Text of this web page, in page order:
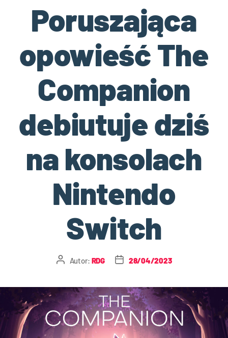
Poruszająca
opowieść The
Companion
debiutuje dziś
na konsolach
Nintendo
Switch
Autor: RDG 28/04/2023